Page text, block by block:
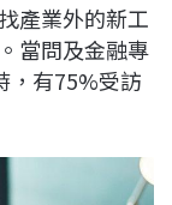
產業外的新工
當問及金融專
，有75%受訪